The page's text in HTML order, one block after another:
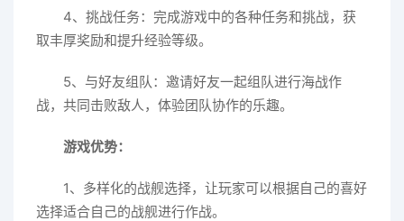
4、挑战任务：完成游戏中的各种任务和挑战，获
取丰厚奖励和提升经验等级。
5、与好友组队：邀请好友一起组队进行海战作
战，共同击败敌人，体验团队协作的乐趣。
游戏优势：
1、多样化的战舰选择，让玩家可以根据自己的喜好
选择适合自己的战舰进行作战。